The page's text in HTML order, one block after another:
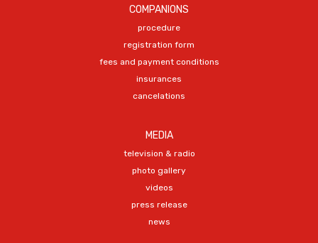
COMPANIONS
procedure
registration form
fees and payment conditions
insurances
cancelations
MEDIA
television & radio
photo gallery
videos
press release
news